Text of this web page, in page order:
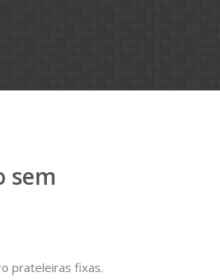
sem
prateleiras fixas.